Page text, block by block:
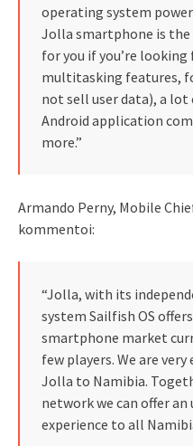
operating system
Jolla smartphone is the
for you if you’re
multitasking features,
not sell user data), a
Android application
more.”
Armando Perny, Mobile
kommentoi:
“Jolla, with its
system Sailfish OS
smartphone market
few players. We are
Jolla to Namibia.
network we can offer
experience to all